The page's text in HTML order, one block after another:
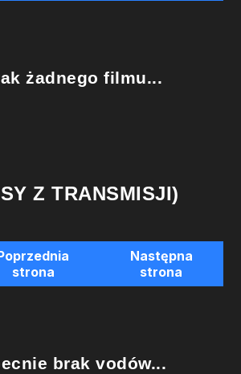
żadnego filmu...
Z TRANSMISJI)
strona
Następna
strona
brak vodów...